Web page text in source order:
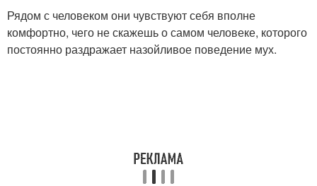
Рядом с человеком они чувствуют себя вполне
комфортно, чего не скажешь о самом человеке, которого
постоянно раздражает назойливое поведение мух.